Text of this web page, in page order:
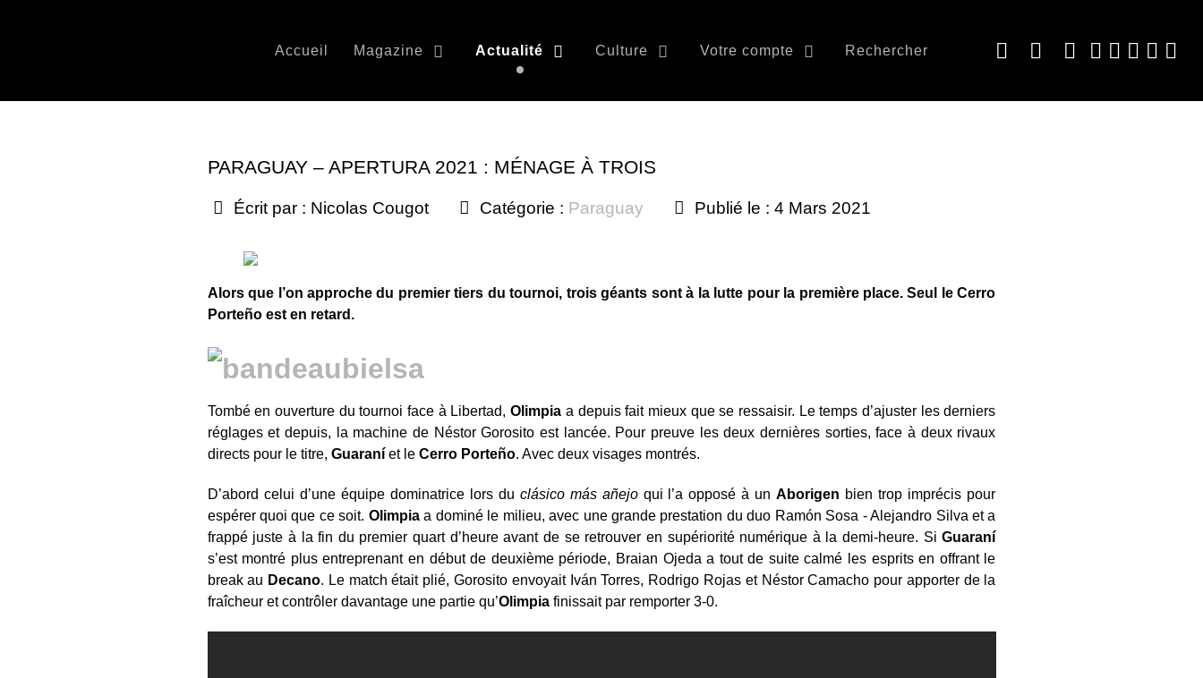
Accueil Magazine Actualité Culture Votre compte Rechercher
PARAGUAY – APERTURA 2021 : MÉNAGE À TROIS
Écrit par : Nicolas Cougot Catégorie : Paraguay Publié le : 4 Mars 2021
Alors que l’on approche du premier tiers du tournoi, trois géants sont à la lutte pour la première place. Seul le Cerro
Porteño est en retard.
Tombé en ouverture du tournoi face à Libertad,Olimpia a depuis fait mieux que se ressaisir. Le temps d’ajuster les derniers
réglages et depuis, la machine de Néstor Gorosito est lancée. Pour preuve les deux dernières sorties, face à deux rivaux
directs pour le titre, Guaraníet le Cerro Porteño. Avec deux visages montrés.
D’abord celui d’une équipe dominatrice lors du clásico más añejoqui l’a opposé à unAborigen bien trop imprécis pour
espérer quoi que ce soit. Olimpiaa dominé le milieu, avec une grande prestation du duo Ramón Sosa - Alejandro Silva et a
frappé juste à la fin du premier quart d’heure avant de se retrouver en supériorité numérique à la demi-heure. SiGuaraní
s’est montré plus entreprenant en début de deuxième période, Braian Ojeda a tout de suite calmé les esprits en offrant le
break au Decano. Le match était plié, Gorosito envoyait Iván Torres, Rodrigo Rojas et Néstor Camacho pour apporter de la
fraîcheur et contrôler davantage une partie qu’Olimpiafinissait par remporter 3-0.